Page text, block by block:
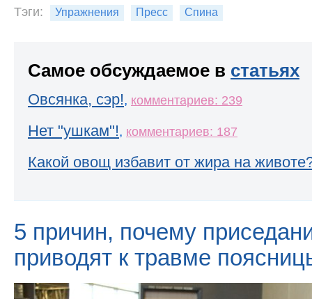
Тэги: Упражнения Пресс Спина
Самое обсуждаемое в статьях
Овсянка, сэр!, комментариев: 239
Нет "ушкам"!, комментариев: 187
Какой овощ избавит от жира на
5 причин, почему
приводят к травме